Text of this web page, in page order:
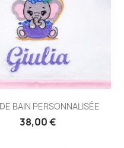
Aperçu rapide
BAIN PERSONNALISÉE
38,00 €